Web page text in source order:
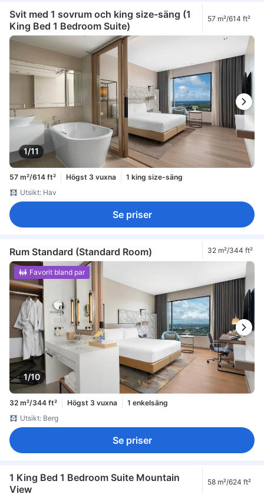
Svit med 1 sovrum och king size-säng (1
King Bed 1 Bedroom Suite)
57 m²/614 ft²
1/11
57 m²/614 ft² Högst 3 vuxna
1 king size-säng
Utsikt: Hav
Se priser
Rum Standard (Standard Room) 32 m²/344 ft²
1/10
Favorit bland par
32 m²/344 ft² Högst 3 vuxna
1 enkelsäng
Utsikt: Berg
Se priser
1 King Bed 1 Bedroom Suite Mountain
View
58 m²/624 ft²